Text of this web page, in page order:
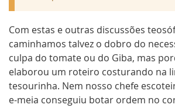
significa "morada dodiabo
denominação atribuída pelos
frequente acúmulo de nuvens
do morro. O local é famoso pelas
livre próximas ao cume, por ser
parque/escola de escalada no
controversas missas realizadas
Com estas e outras discussões
caminhamos talvez o dobro do
culpa do tomate ou do Giba, mas
elaborou um roteiro costurando na
tesourinha. Nem nosso chefe
e-meia conseguiu botar ordem no